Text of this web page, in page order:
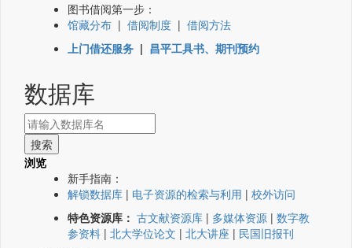
图书借阅第一步：
馆藏分布 | 借阅制度 | 借阅方法
上门借还服务 | 昌平工具书、期刊预约
数据库
浏览
新手指南：
解锁数据库 | 电子资源的检索与利用 | 校外访问
特色资源库： 古文献资源库 | 多媒体资源 | 数字教
参资料 | 北大学位论文 | 北大讲座 | 民国旧报刊